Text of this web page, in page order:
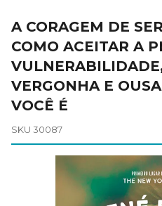
A CORAGEM DE
COMO ACEITAR A
VERGONHA E
VOCÊ É
SKU 30087